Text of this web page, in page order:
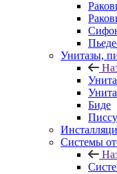
Унитазы,
Биде
Системы